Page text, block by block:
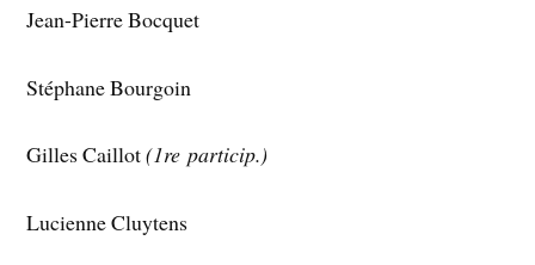
Jean-Pierre Bocquet
Stéphane Bourgoin
Gilles Caillot(1re particip.)
Lucienne Cluytens